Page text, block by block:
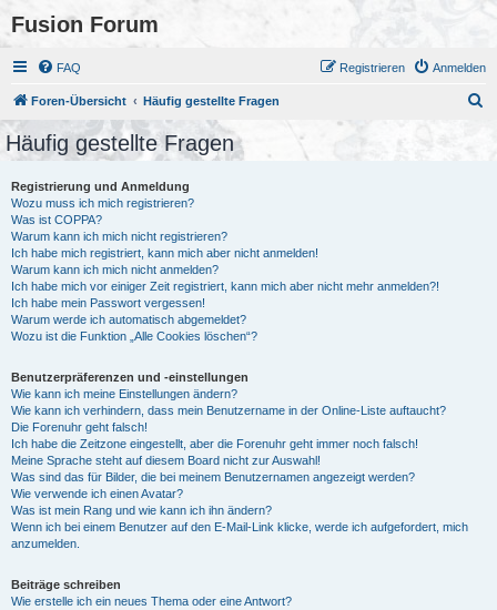
Fusion Forum
FAQ Anmelden
Registrieren
Foren-Übersicht Häufig gestellte Fragen
Häufig gestellte Fragen
Registrierung und Anmeldung
Wozu muss ich mich registrieren?
Was ist COPPA?
Warum kann ich mich nicht registrieren?
Ich habe mich registriert, kann mich aber nicht anmelden!
Warum kann ich mich nicht anmelden?
Ich habe mich vor einiger Zeit registriert, kann mich aber nicht mehr anmelden?!
Ich habe mein Passwort vergessen!
Warum werde ich automatisch abgemeldet?
Wozu ist die Funktion „Alle Cookies löschen“?
Benutzerpräferenzen und -einstellungen
Wie kann ich meine Einstellungen ändern?
Wie kann ich verhindern, dass mein Benutzername in der Online-Liste auftaucht?
Die Forenuhr geht falsch!
Ich habe die Zeitzone eingestellt, aber die Forenuhr geht immer noch falsch!
Meine Sprache steht auf diesem Board nicht zur Auswahl!
Was sind das für Bilder, die bei meinem Benutzernamen angezeigt werden?
Wie verwende ich einen Avatar?
Was ist mein Rang und wie kann ich ihn ändern?
Wenn ich bei einem Benutzer auf den E-Mail-Link klicke, werde ich aufgefordert, mich
anzumelden.
Beiträge schreiben
Wie erstelle ich ein neues Thema oder eine Antwort?